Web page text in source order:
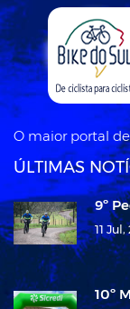
O maior portal
ÚLTIMAS
9º
11
10º